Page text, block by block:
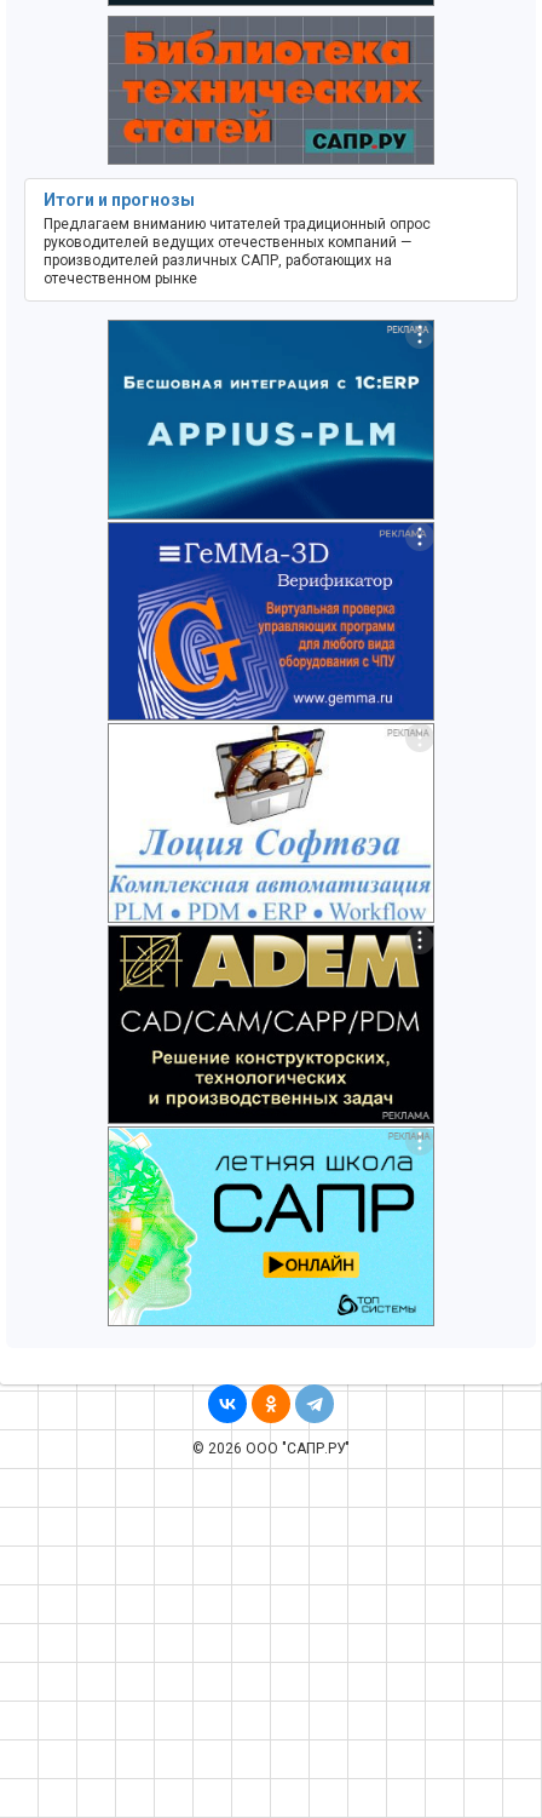
Итоги и прогнозы
Предлагаем вниманию читателей традиционный опрос
руководителей ведущих отечественных компаний —
производителей различных САПР, работающих на
отечественном рынке
© 2026 ООО "САПР.РУ"